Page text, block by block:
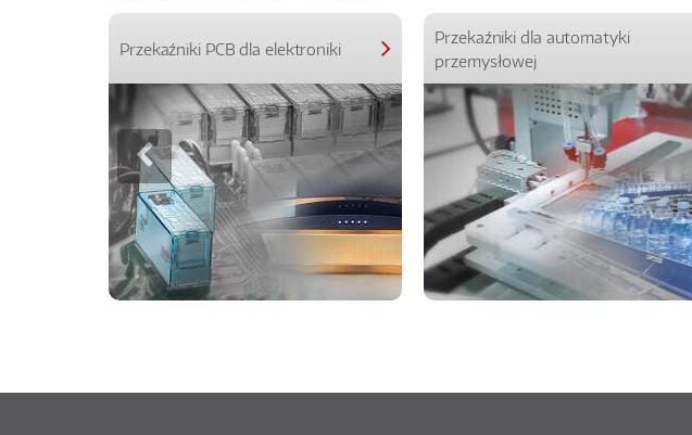
Przekaźniki PCB dla elektroniki
Przekaźniki dla automatyki
przemysłowej